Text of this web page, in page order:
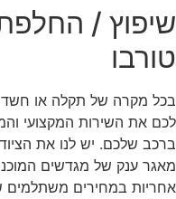
שיפוץ /
טורבו
בכל מקרה של תקלה או חשד
לכם את השירות המקצועי
ברכב שלכם. יש לנו את
מאגר ענק של מגדשים
אחריות במחירים משתלמים